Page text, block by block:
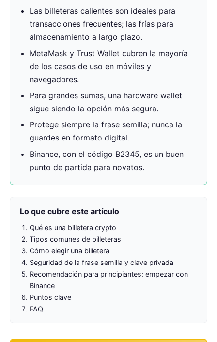
Las billeteras calientes son ideales para
transacciones frecuentes; las frías para
almacenamiento a largo plazo.
MetaMask y Trust Wallet cubren la mayoría
de los casos de uso en móviles y
navegadores.
Para grandes sumas, una hardware wallet
sigue siendo la opción más segura.
Protege siempre la frase semilla; nunca la
guardes en formato digital.
Binance, con el código B2345, es un buen
punto de partida para novatos.
Lo que cubre este artículo
Qué es una billetera crypto
Tipos comunes de billeteras
Cómo elegir una billetera
Seguridad de la frase semilla y clave privada
Recomendación para principiantes: empezar con
Binance
Puntos clave
FAQ